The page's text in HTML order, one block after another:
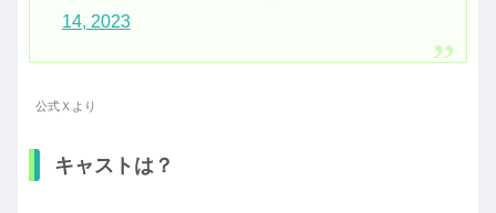
14, 2023
公式Ｘより
キャストは？